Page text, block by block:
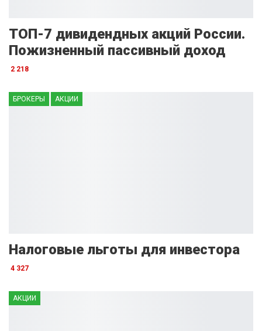
ТОП-7 дивидендных акций России.
Пожизненный пассивный доход
2 218
БРОКЕРЫ АКЦИИ
Налоговые льготы для инвестора
4 327
АКЦИИ